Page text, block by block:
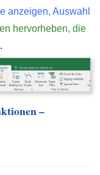
anzeigen, Auswahl
hervorheben, die
–